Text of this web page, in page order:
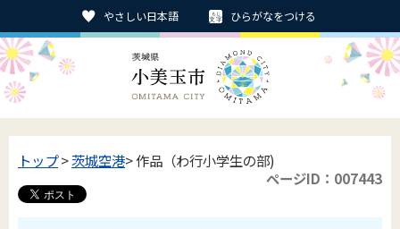
やさしい日本語 ひらがなをつける
トップ>茨城空港> 作品（わ行小学生の部)
ページID：007443